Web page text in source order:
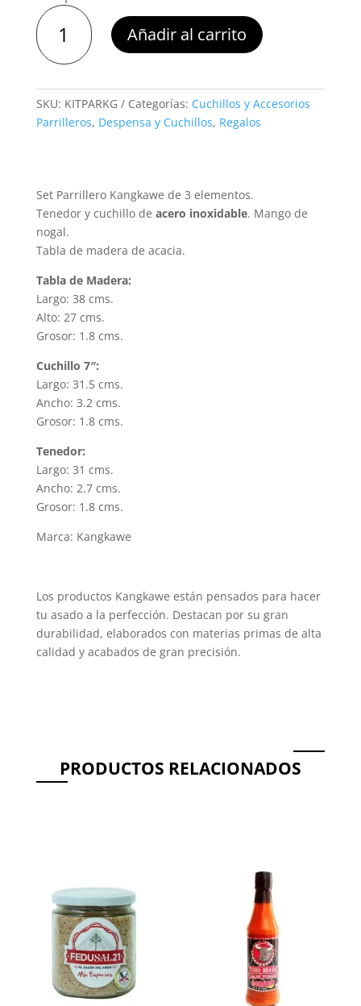
"Kit
Parrillero
Kangkawe"
Tabla,
Tenedor
&
Cuchillo
Añadir al carrito
SKU: KITPARKG Categorías: Cuchillos y Accesorios
Parrilleros, Despensa y Cuchillos, Regalos
Set Parrillero Kangkawe de 3 elementos.
Tenedor y cuchillo de acero inoxidable. Mango de
nogal.
Tabla de madera de acacia.
Tabla de Madera:
Largo: 38 cms.
Alto: 27 cms.
Grosor: 1.8 cms.
Cuchillo 7″:
Largo: 31.5 cms.
Ancho: 3.2 cms.
Grosor: 1.8 cms.
Tenedor:
Largo: 31 cms.
Ancho: 2.7 cms.
Grosor: 1.8 cms.
Marca: Kangkawe
Los productos Kangkawe están pensados para hacer
tu asado a la perfección. Destacan por su gran
durabilidad, elaborados con materias primas de alta
calidad y acabados de gran precisión.
PRODUCTOS RELACIONADOS